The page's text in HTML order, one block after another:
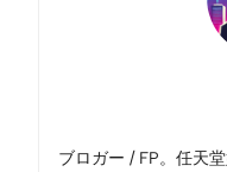
ブロガー / FP。任天